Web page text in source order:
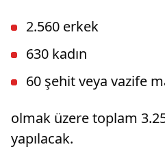
2.560 erkek
630 kadın
60 şehit veya vazife
olmak üzere toplam
yapılacak.